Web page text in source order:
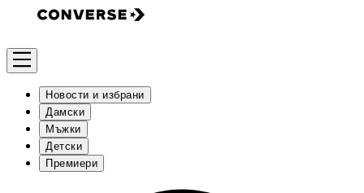
Новости и избрани
Дамски
Мъжки
Детски
Премиери